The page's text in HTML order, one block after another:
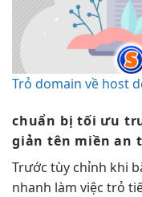
Trỏ domain về host
chuẩn bịtối ưu
giản tên miềnan
Trước tùy chỉnh khi
nhanh làm việc trỏ